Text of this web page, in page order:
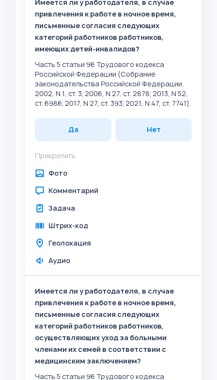
Имеется ли у работодателя, в случае
привлечения к работе в ночное время,
письменные согласия следующих
категорий работников работников,
имеющих детей-инвалидов?
Часть 5 статьи 96 Трудового кодекса
Российской Федерации (Собрание
законодательства Российской Федерации,
2002, N 1, ст. 3; 2006, N 27, ст. 2878; 2013, N 52,
ст. 6986; 2017, N 27, ст. 393; 2021, N 47, ст. 7741).
Да Нет
Прикрепить
Фото
Комментарий
Задача
Штрих-код
Геолокация
Аудио
Имеется ли у работодателя, в случае
привлечения к работе в ночное время,
письменные согласия следующих
категорий работников работников,
осуществляющих уход за больными
членами их семей в соответствии с
медицинским заключением?
Часть 5 статьи 96 Трудового кодекса